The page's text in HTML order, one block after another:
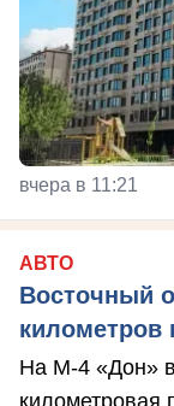
вчера в 11:21
АВТО
Восточный
километров
На М-4 «Дон»